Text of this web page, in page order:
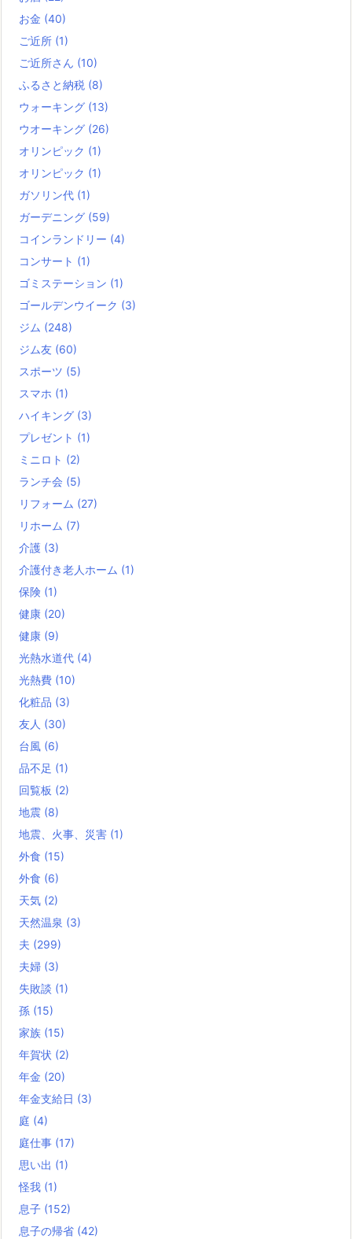
お金 (40)
ご近所 (1)
ご近所さん (10)
ふるさと納税 (8)
ウォーキング (13)
ウオーキング (26)
オリンピック (1)
オリンピック (1)
ガソリン代 (1)
ガーデニング (59)
コインランドリー (4)
コンサート (1)
ゴミステーション (1)
ゴールデンウイーク (3)
ジム (248)
ジム友 (60)
スポーツ (5)
スマホ (1)
ハイキング (3)
プレゼント (1)
ミニロト (2)
ランチ会 (5)
リフォーム (27)
リホーム (7)
介護 (3)
介護付き老人ホーム (1)
保険 (1)
健康 (20)
健康 (9)
光熱水道代 (4)
光熱費 (10)
化粧品 (3)
友人 (30)
台風 (6)
品不足 (1)
回覧板 (2)
地震 (8)
地震、火事、災害 (1)
外食 (15)
外食 (6)
天気 (2)
天然温泉 (3)
夫 (299)
夫婦 (3)
失敗談 (1)
孫 (15)
家族 (15)
年賀状 (2)
年金 (20)
年金支給日 (3)
庭 (4)
庭仕事 (17)
思い出 (1)
怪我 (1)
息子 (152)
息子の帰省 (42)